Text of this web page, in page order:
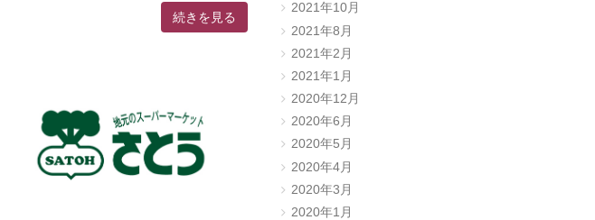
続きを見る
2021年10月
2021年8月
2021年2月
2021年1月
2020年12月
2020年6月
2020年5月
2020年4月
2020年3月
2020年1月